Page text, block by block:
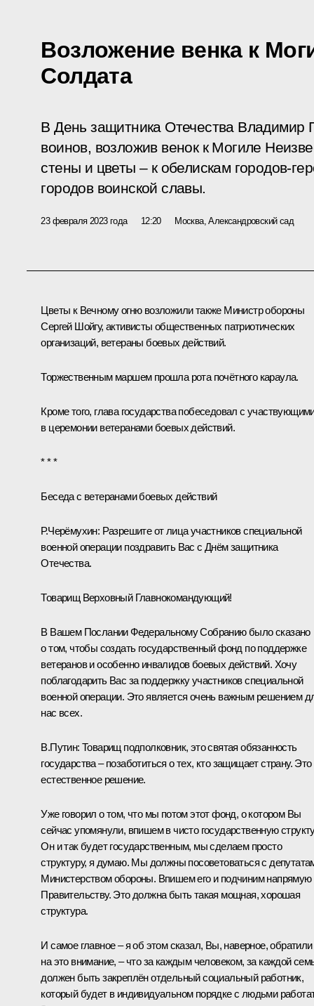
Возложение венка к
Солдата
В День защитника Отечества Владимир
воинов, возложив венок к Могиле
стены и цветы – к обелискам городов-
городов воинской славы.
23 февраля 2023 года 12:20 Москва, Александровский сад
Цветы к Вечному огню возложили также Министр обороны
Сергей Шойгу, активисты общественных патриотических
организаций, ветераны боевых действий.
Торжественным маршем прошла рота почётного караула.
Кроме того, глава государства побеседовал с
в церемонии ветеранами боевых действий.
* * *
Беседа с ветеранами боевых действий
Р.Черёмухин: Разрешите от лица участников специальной
военной операции поздравить Вас с Днём защитника
Отечества.
Товарищ Верховный Главнокомандующий!
В Вашем ПосланииФедеральному Собранию было сказано
о том, чтобы создать государственный фонд по поддержке
ветеранов и особенно инвалидов боевых действий. Хочу
поблагодарить Вас за поддержку участников специальной
военной операции. Это является очень важным решением
нас всех.
В.Путин: Товарищ подполковник, это святая обязанность
государства – позаботиться о тех, кто защищает страну. Это
естественное решение.
Уже говорил о том, что мы потом этот фонд, о котором Вы
сейчас упомянули, впишем в чисто государственную
Он и так будет государственным, мы сделаем просто
структуру, я думаю. Мы должны посоветоваться с
Министерством обороны. Впишем его и подчиним напрямую
Правительству. Это должна быть такая мощная, хорошая
структура.
И самое главное – я об этом сказал, Вы, наверное, обратили
на это внимание, – что за каждым человеком, за каждой
должен быть закреплён отдельный социальный работник,
который будет в индивидуальном порядке с людьми